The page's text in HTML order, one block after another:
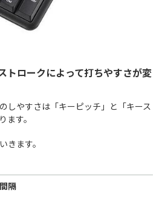
トロークによって打ちやすさが変
しやすさは「キーピッチ」と「キース
ます。
きます。
隔